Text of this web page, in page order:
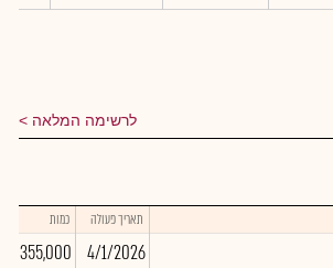
לרשימה המלאה
תאריך פעולה כמות
4/1/2026
355,000